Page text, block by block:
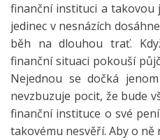
finanční instituci a takovou
jedinec v nesnázích
běh na dlouhou trať.
finanční situaci pokouší
Nejednou se dočká
nevzbuzuje pocit, že bude
finanční instituce o své
takovému nesvěří. Aby o ně